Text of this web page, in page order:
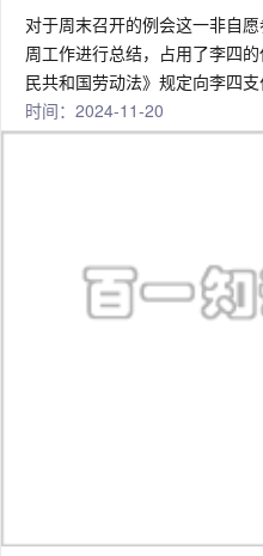
对于周末召开的例会这一非自
周工作进行总结，占用了李四
民共和国劳动法》规定向李四支
时间：2024-11-20